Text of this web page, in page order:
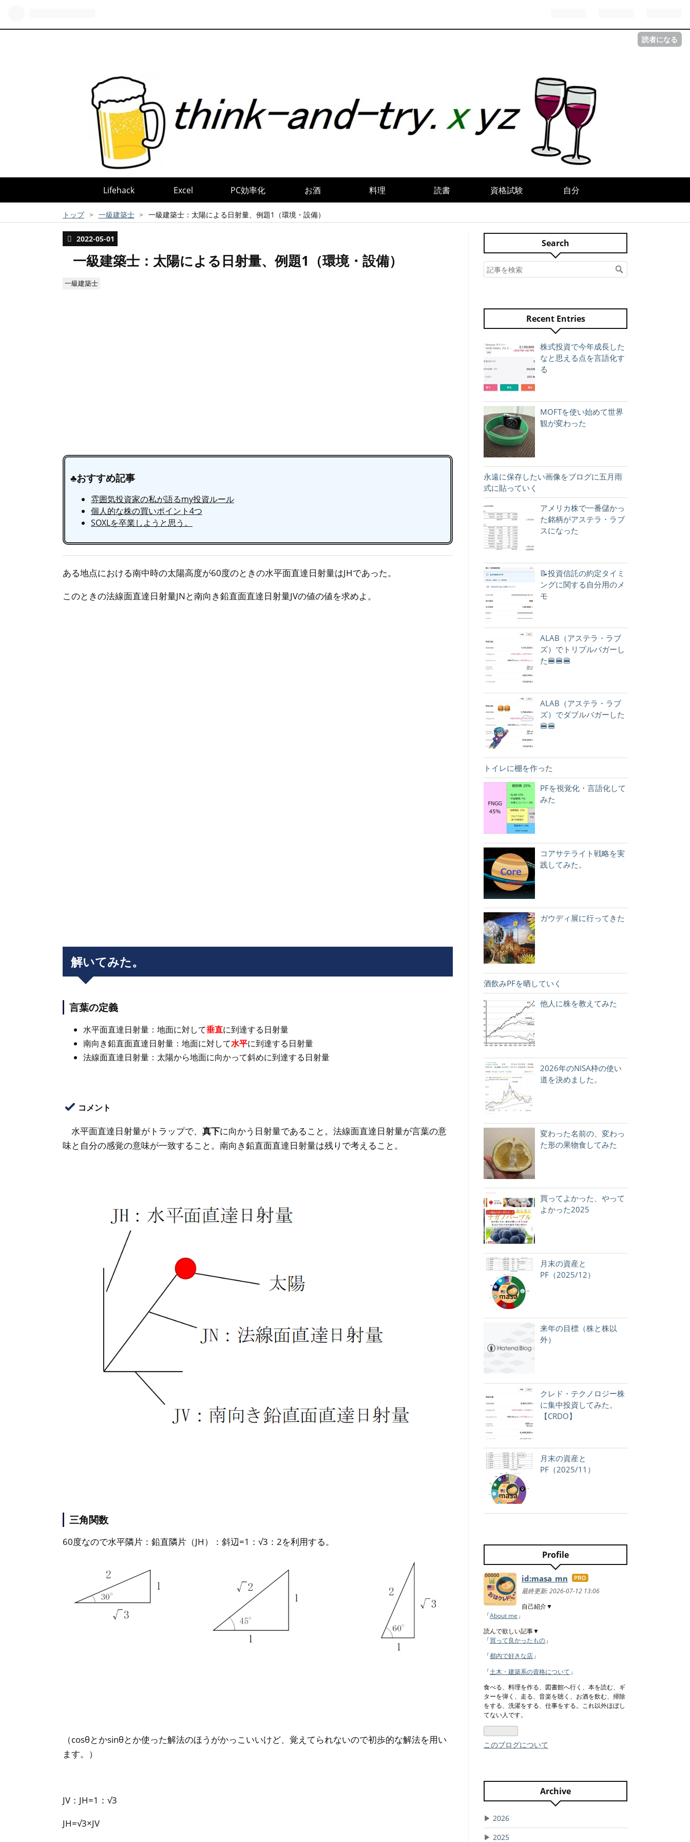
読者になる
Lifehack Excel PC効率化 お酒 料理 読書 資格試験 自分
トップ > 一級建築士 > 一級建築士：太陽による日射量、例題1（環境・設備）
2022-05-01
一級建築士：太陽による日射量、例題1（環境・設備）
一級建築士
♣おすすめ記事
雰囲気投資家の私が語るmy投資ルール
個人的な株の買いポイント4つ
SOXLを卒業しようと思う。
ある地点における南中時の太陽高度が60度のときの水平面直達日射量はJHであった。
このときの法線面直達日射量JNと南向き鉛直面直達日射量JVの値の値を求めよ。
解いてみた。
言葉の定義
水平面直達日射量：地面に対して垂直に到達する日射量
南向き鉛直面直達日射量：地面に対して水平に到達する日射量
法線面直達日射量：太陽から地面に向かって斜めに到達する日射量
コメント
水平面直達日射量がトラップで、 真下に向かう日射量であること。法線面直達日射量が言葉の意
味と自分の感覚の意味が一致すること。南向き鉛直面直達日射量は残りで考えること。
三角関数
60度なので水平隣片：鉛直隣片（JH）：斜辺=1：√3：2を利用する。
（cosθとかsinθとか使った解法のほうがかっこいいけど、覚えてられないので初歩的な解法を用い
ます。）
JV：JH=1：√3
JH=√3×JV
Search
Recent Entries
株式投資で今年成長した
なと思える点を言語化す
る
MOFTを使い始めて世界
観が変わった
永遠に保存したい画像をブログに五月雨
式に貼っていく
アメリカ株で一番儲かっ
た銘柄がアステラ・ラブ
スになった
📝投資信託の約定タイミ
ングに関する自分用のメ
モ
ALAB（アステラ・ラブ
ズ）でトリプルバガーし
た🍔🍔🍔
ALAB（アステラ・ラブ
ズ）でダブルバガーした
🍔🍔
トイレに棚を作った
PFを視覚化・言語化して
みた
コアサテライト戦略を実
践してみた。
ガウディ展に行ってきた
酒飲みPFを晒していく
他人に株を教えてみた
2026年のNISA枠の使い
道を決めました。
変わった名前の、変わっ
た形の果物食してみた
買ってよかった、やって
よかった2025
月末の資産と
PF（2025/12）
来年の目標（株と株以
外）
クレド・テクノロジー株
に集中投資してみた。
【CRDO】
月末の資産と
PF（2025/11）
Profile
id:masa_mn はて
なブ
最終更新:2026-07-12 13:06
自己紹介▼
「About me 」
読んで欲しい記事▼
「買って良かったもの 」
「都内で好きな店」
「土木・建築系の資格について 」
食べる、料理を作る、図書館へ行く、本を読む、ギ
ターを弾く、走る、音楽を聴く、お酒を飲む、掃除
をする、洗濯をする、仕事をする。これ以外ほぼし
てない人です。
このブログについて
Archive
▶ 2026
▶ 2025